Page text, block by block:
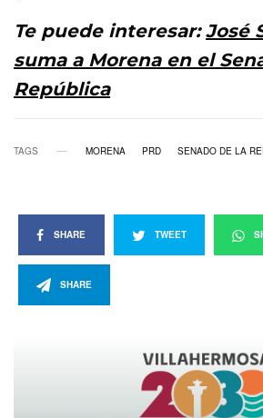
Te puede interesar:José
suma a Morena en el
República
TAGS MORENA PRD SENADO DE LA
SHARE TWEET
SHARE